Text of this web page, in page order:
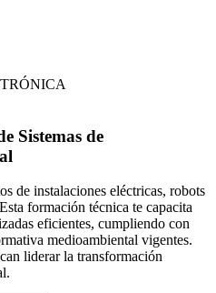
Sistemas de
de instalaciones eléctricas, robots
formación técnica te capacita
eficientes, cumpliendo con
medioambiental vigentes.
liderar la transformación